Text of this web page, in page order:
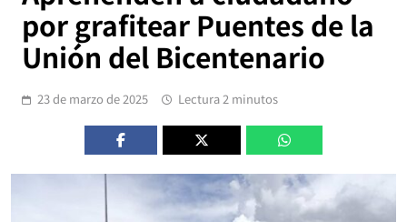
por grafitear Puentes de la
Unión del Bicentenario
23 de marzo de 2025 Lectura 2 minutos